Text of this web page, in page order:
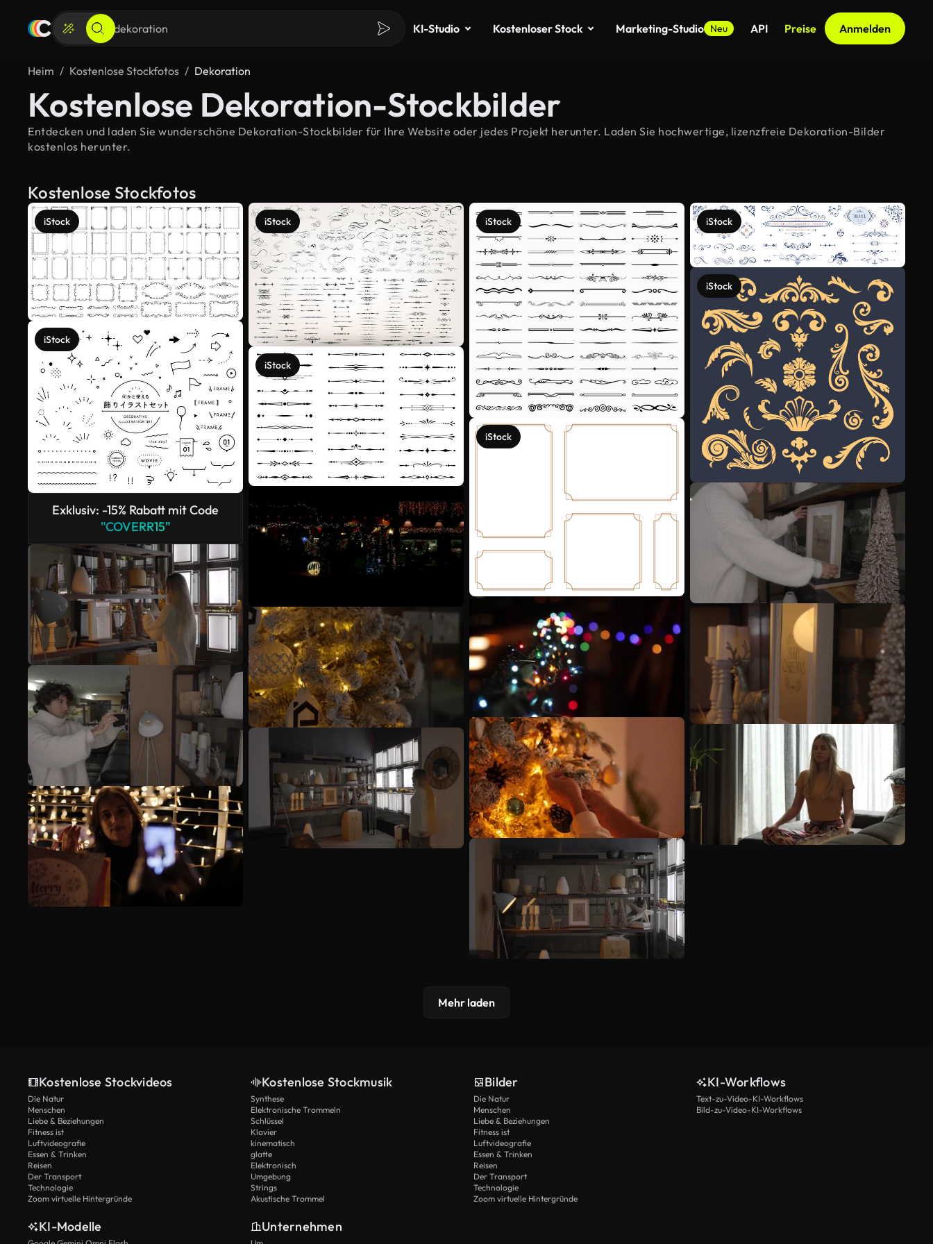
KI-Studio Kostenloser Stock Marketing-Studio Neu API Preise Anmelden
Heim Kostenlose Stockfotos Dekoration
Kostenlose Dekoration-Stockbilder
Entdecken und laden Sie wunderschöne Dekoration-Stockbilder für Ihre Website oder jedes Projekt herunter. Laden Sie hochwertige, lizenzfreie Dekoration-Bilder
kostenlos herunter.
Kostenlose Stockfotos
iStock
iStock
Exklusiv: -15% Rabatt mit Code
"COVERR15"
iStock
iStock
iStock
iStock
iStock
iStock
Mehr anzeigen
Mehr laden
Kostenlose Stockvideos
Die Natur
Menschen
Liebe & Beziehungen
Fitness ist
Luftvideografie
Essen & Trinken
Reisen
Der Transport
Technologie
Zoom virtuelle Hintergründe
Kostenlose Stockmusik
Synthese
Elektronische Trommeln
Schlüssel
Klavier
kinematisch
glatte
Elektronisch
Umgebung
Strings
Akustische Trommel
Bilder
Die Natur
Menschen
Liebe & Beziehungen
Fitness ist
Luftvideografie
Essen & Trinken
Reisen
Der Transport
Technologie
Zoom virtuelle Hintergründe
KI-Workflows
Text-zu-Video-KI-Workflows
Bild-zu-Video-KI-Workflows
KI-Modelle Unternehmen